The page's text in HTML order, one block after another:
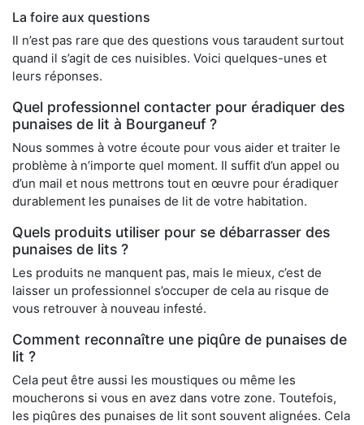
La foire aux questions
Il n’est pas rare que des questions vous taraudent surtout
quand il s’agit de ces nuisibles. Voici quelques-unes et
leurs réponses.
Quel professionnel contacter pour éradiquer des
punaises de lit à Bourganeuf ?
Nous sommes à votre écoute pour vous aider et traiter le
problème à n’importe quel moment. Il suffit d’un appel ou
d’un mail et nous mettrons tout en œuvre pour éradiquer
durablement les punaises de lit de votre habitation.
Quels produits utiliser pour se débarrasser des
punaises de lits ?
Les produits ne manquent pas, mais le mieux, c’est de
laisser un professionnel s’occuper de cela au risque de
vous retrouver à nouveau infesté.
Comment reconnaître une piqûre de punaises de
lit ?
Cela peut être aussi les moustiques ou même les
moucherons si vous en avez dans votre zone. Toutefois,
les piqûres des punaises de lit sont souvent alignées. Cela